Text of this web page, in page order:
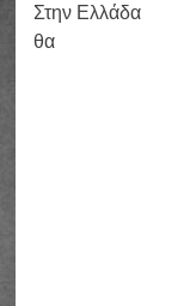
Στην Ελλάδα
θα